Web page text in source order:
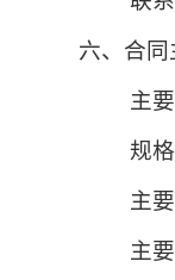
六、合同
主
规
主
主